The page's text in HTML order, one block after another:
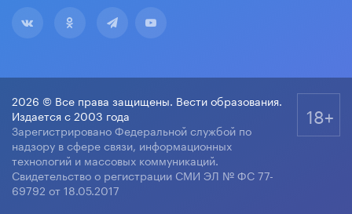
2026 © Все права защищены. Вести образования.
Издается с 2003 года
Зарегистрировано Федеральной службой по
надзору в сфере связи, информационных
технологий и массовых коммуникаций.
Свидетельство о регистрации СМИ ЭЛ № ФС 77-
69792 от 18.05.2017
18+